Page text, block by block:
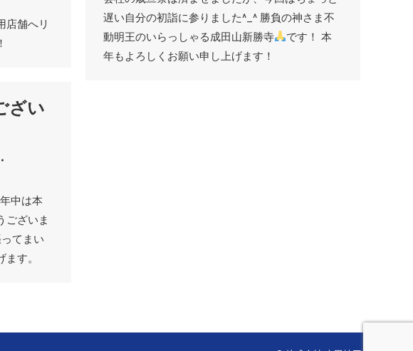
店舗へリ
遅い自分の初詣に参りました^_^ 勝負の神さま不
動明王のいらっしゃる成田山新勝寺
です！ 本
年もよろしくお願い申し上げます！
ざい
年中は本
ございま
てまい
す。